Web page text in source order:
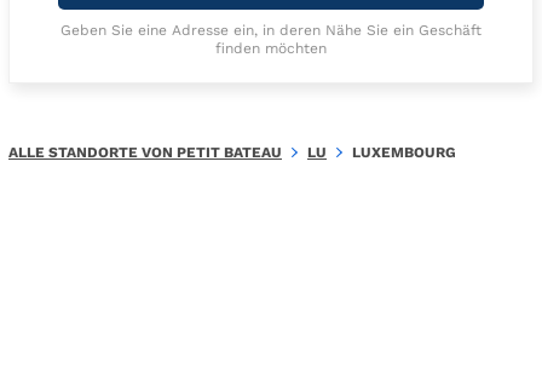
Geben Sie eine Adresse ein, in deren Nähe Sie ein Geschäft
finden möchten
ALLE STANDORTE VON PETIT BATEAU LU LUXEMBOURG